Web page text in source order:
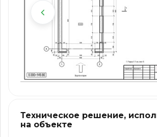
Техническое решение,
на объекте